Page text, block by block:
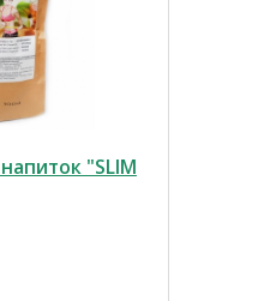
"SLIM